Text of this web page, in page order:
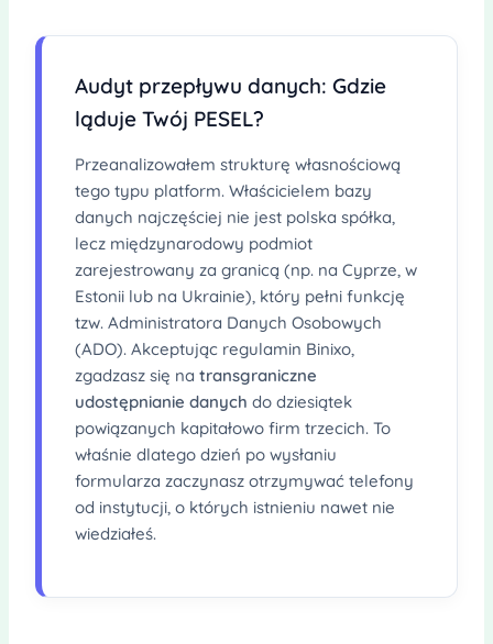
Audyt przepływu danych: Gdzie
ląduje Twój PESEL?
Przeanalizowałem strukturę własnościową
tego typu platform. Właścicielem bazy
danych najczęściej nie jest polska spółka,
lecz międzynarodowy podmiot
zarejestrowany za granicą (np. na Cyprze, w
Estonii lub na Ukrainie), który pełni funkcję
tzw. Administratora Danych Osobowych
(ADO). Akceptując regulamin Binixo,
zgadzasz się na transgraniczne
udostępnianie danych do dziesiątek
powiązanych kapitałowo firm trzecich. To
właśnie dlatego dzień po wysłaniu
formularza zaczynasz otrzymywać telefony
od instytucji, o których istnieniu nawet nie
wiedziałeś.